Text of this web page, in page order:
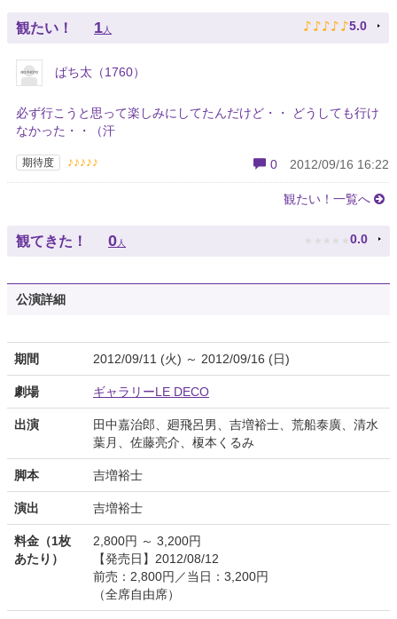
観たい！ 1人 ♪ ♪ ♪ ♪ ♪ 5.0
ぱち太（1760）
必ず行こうと思って楽しみにしてたんだけど・・ どうしても行け
なかった・・（汗
期待度 ♪♪♪♪♪ 0 2012/09/16 16:22
観たい！一覧へ
観てきた！ 0 人 ★ ★ ★ ★ ★ 0.0
公演詳細
期間 2012/09/11 (火) ～ 2012/09/16 (日)
劇場 ギャラリーLE DECO
出演
田中嘉治郎、廻飛呂男、吉増裕士、荒船泰廣、清水
葉月、佐藤亮介、榎本くるみ
脚本 吉増裕士
演出 吉増裕士
料金（1枚
あたり）
2,800円 ～ 3,200円
【発売日】2012/08/12
前売：2,800円／当日：3,200円
（全席自由席）